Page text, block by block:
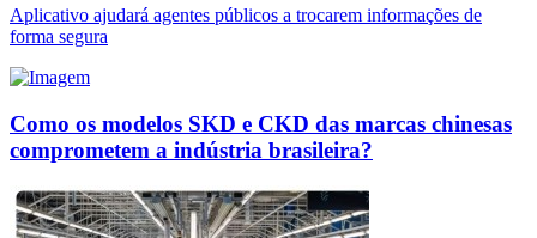
Aplicativo ajudará agentes públicos a trocarem informações de
forma segura
Como os modelos SKD e CKD das marcas chinesas
comprometem a indústria brasileira?